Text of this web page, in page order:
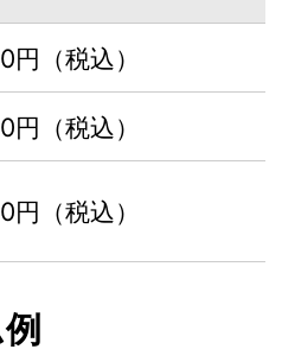
（税込）
（税込）
（税込）